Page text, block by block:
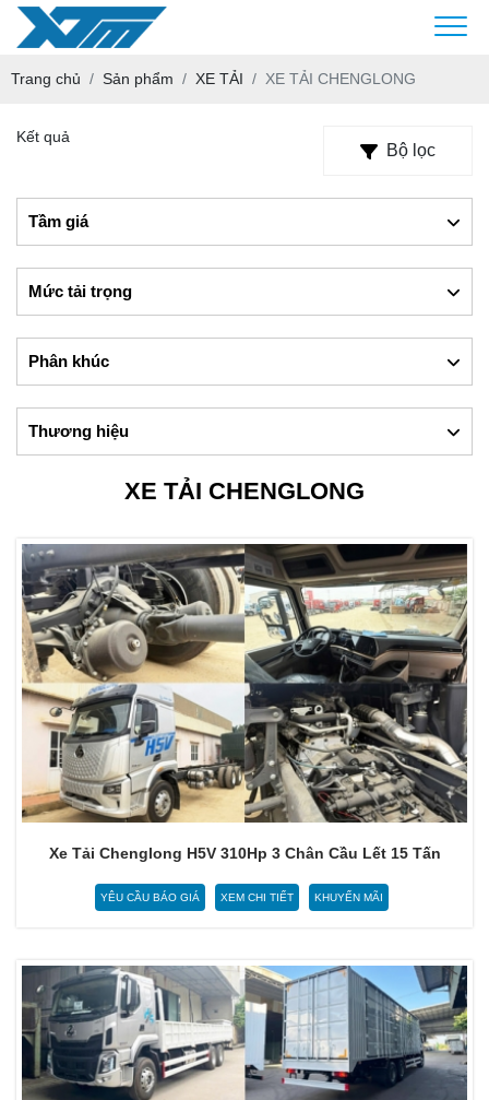
Trang chủ Sản phẩm XE TẢI XE TẢI CHENGLONG
Kết quả
Bộ lọc
Tầm giá
Mức tải trọng
Phân khúc
Thương hiệu
XE TẢI CHENGLONG
Xe Tải Chenglong H5V 310Hp 3 Chân Cầu Lết 15 Tấn
YÊU CẦU BÁO GIÁ XEM CHI TIẾT KHUYẾN MÃI